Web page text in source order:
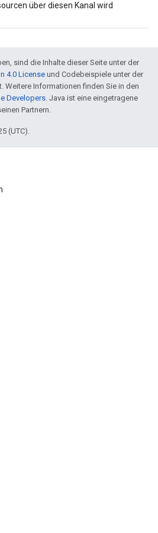
über diesen Kanal wird
sind die Inhalte dieser Seite unter der
4.0 License und Codebeispiele unter der
Weitere Informationen finden Sie in den
Developers. Java ist eine eingetragene
Partnern.
(UTC).